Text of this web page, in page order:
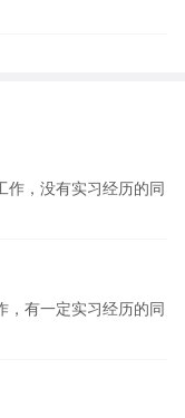
作，没有实习经历的同
，有一定实习经历的同